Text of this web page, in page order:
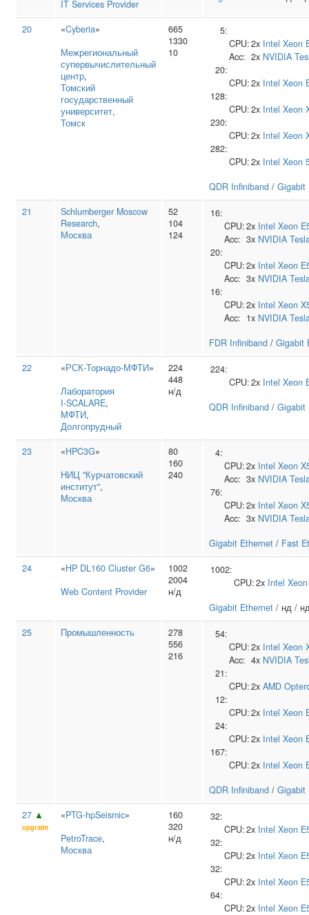
IT Services Provider
20 «Cyberia»
Межрегиональный
супервычислительный
центр,
Томский
государственный
университет,
Томск
665
1330
10
5:
CPU:2x Intel Xeon
Acc: 2x NVIDIA
20:
CPU:2x Intel Xeon
128:
CPU:2x Intel Xeon
230:
CPU:2x Intel Xeon
282:
CPU:2x Intel Xeon
QDR Infiniband / Gigabit
21
Schlumberger Moscow
Research,
Москва
52
104
124
16:
CPU:2x Intel Xeon
Acc: 3x NVIDIA
20:
CPU:2x Intel Xeon
Acc: 3x NVIDIA
16:
CPU:2x Intel Xeon
Acc: 1x NVIDIA
FDR Infiniband / Gigabit
22
«РСК-Торнадо-МФТИ»
Лаборатория
I‑SCALARE,
МФТИ,
Долгопрудный
224
448
н/д
224:
CPU:2x Intel Xeon
QDR Infiniband / Gigabit
23 «HPC3G»
НИЦ "Курчатовский
институт",
Москва
80
160
240
4:
CPU:2x Intel Xeon
Acc: 3x NVIDIA
76:
CPU:2x Intel Xeon
Acc: 3x NVIDIA
Gigabit Ethernet / Fast
24
«HP DL160 Cluster G6»
Web Content Provider
1002
2004
н/д
1002:
CPU:2x Intel
Gigabit Ethernet / нд /
25
Промышленность
278
556
216
54:
CPU:2x Intel Xeon
Acc: 4x NVIDIA
21:
CPU:2x AMD
12:
CPU:2x Intel Xeon
24:
CPU:2x Intel Xeon
167:
CPU:2x Intel Xeon
QDR Infiniband / Gigabit
27 ▲
upgrade
«PTG-hpSeismic»
PetroTrace,
Москва
160
320
н/д
32:
CPU:2x Intel Xeon
32:
CPU:2x Intel Xeon
32:
CPU:2x Intel Xeon
64:
CPU:2x Intel Xeon